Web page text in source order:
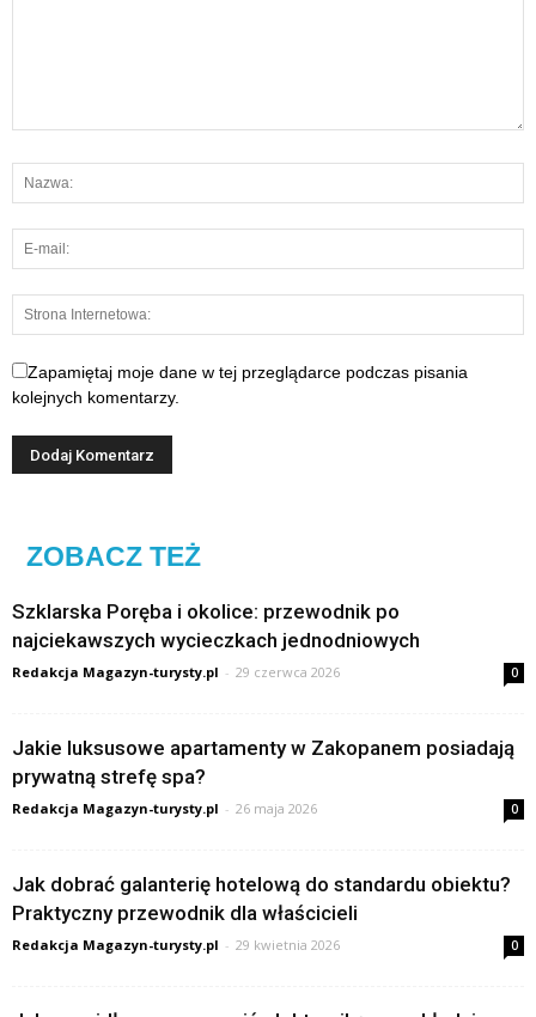
Zapamiętaj moje dane w tej przeglądarce podczas pisania
kolejnych komentarzy.
ZOBACZ TEŻ
Szklarska Poręba i okolice: przewodnik po
najciekawszych wycieczkach jednodniowych
Redakcja Magazyn-turysty.pl - 29 czerwca 2026 0
Jakie luksusowe apartamenty w Zakopanem posiadają
prywatną strefę spa?
Redakcja Magazyn-turysty.pl - 26 maja 2026 0
Jak dobrać galanterię hotelową do standardu obiektu?
Praktyczny przewodnik dla właścicieli
Redakcja Magazyn-turysty.pl - 29 kwietnia 2026 0